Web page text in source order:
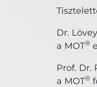
Dr.
a MOT®
Prof. Dr.
a MOT®